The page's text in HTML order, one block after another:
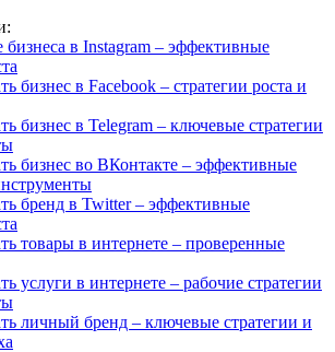
в Instagram – эффективные
бизнес в Facebook – стратегии роста и
бизнес в Telegram – ключевые стратегии
бизнес во ВКонтакте – эффективные
бренд в Twitter – эффективные
товары в интернете – проверенные
услуги в интернете – рабочие стратегии
личный бренд – ключевые стратегии и